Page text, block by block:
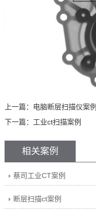
上一篇： 电脑断层扫描仪案例
下一篇： 工业ct扫描案例
相关案例
蔡司工业CT案例
断层扫描ct案例